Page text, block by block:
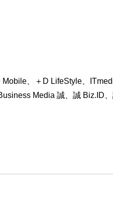
、＋D LifeStyle、
Media 誠、誠 Biz.ID